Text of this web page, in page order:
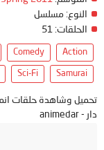
النوع: مسلسل
الحلقات:
Action
Comedy
Samurai
Sci-Fi
دار - animedar